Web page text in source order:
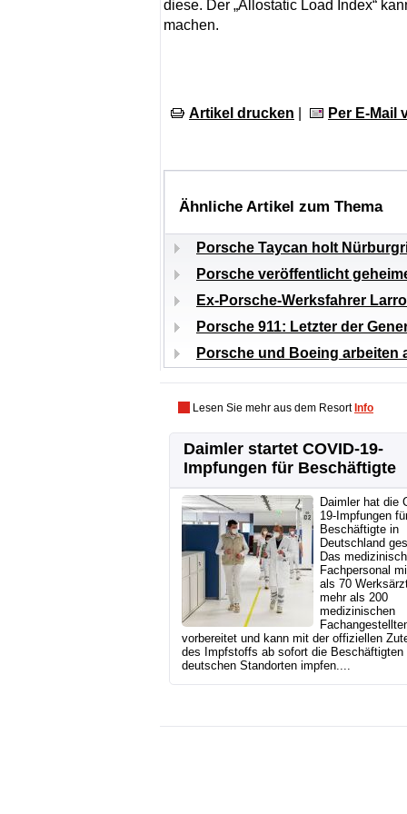
diese. Der „Allostatic Load Index“
machen.
Artikel drucken Per E-Mail
Ähnliche Artikel zum Thema
Porsche Taycan holt
Porsche veröffentlicht
Ex-Porsche-Werksfahrer
Porsche 911: Letzter der
Porsche und Boeing arbeiten
Lesen Sie mehr aus dem Resort Info
Daimler startet COVID-19-
Impfungen für Beschäftigte
Daimler hat die
19-Impfungen
Beschäftigte in
Deutschland
Das
Fachpersonal
als 70
mehr als 200
medizinischen
vorbereitet und kann mit der offiziellen
des Impfstoffs ab sofort die Beschäftigten
deutschen Standorten impfen....